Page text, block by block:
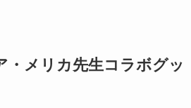
・メリカ先生コラボグッ